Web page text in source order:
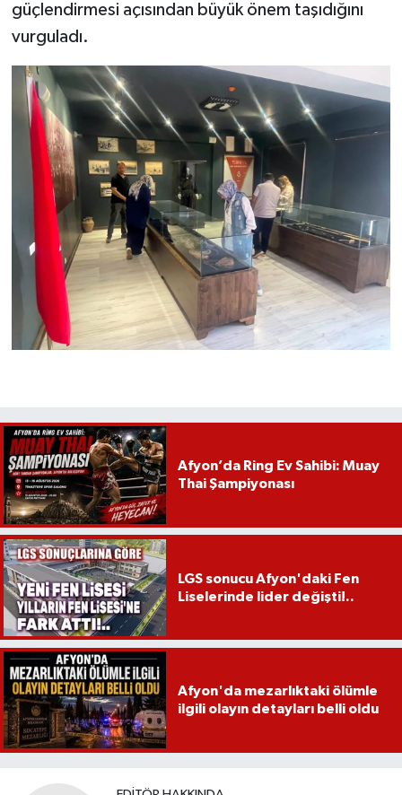
güçlendirmesi açısından büyük önem taşıdığını
vurguladı.
Afyon’da Ring Ev Sahibi: Muay
Thai Şampiyonası
LGS sonucu Afyon'daki Fen
Liselerinde lider değişti!..
Afyon'da mezarlıktaki ölümle
ilgili olayın detayları belli oldu